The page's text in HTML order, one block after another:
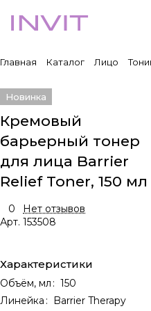
Главная Каталог Лицо
Новинка
Кремовый
барьерный тонер
для лица Barrier
Relief Toner, 150 мл
0
Нет отзывов
Арт. 153508
Характеристики
Объём, мл: 150
Линейка: Barrier Therapy